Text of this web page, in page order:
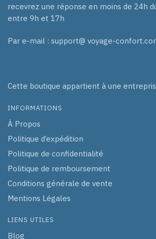
recevrez une réponse en moins de 24h
entre 9h et 17h
Par e-mail : support@ voyage-
Cette boutique appartient à une
INFORMATIONS
À Propos
Politique d’expédition
Politique de confidentialité
Politique de remboursement
Conditions générale de vente
Mentions Légales
LIENS UTILES
Blog